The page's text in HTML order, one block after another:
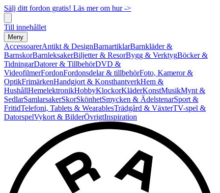
Sälj ditt fordon gratis! Läs mer om hur ->
Till innehållet
Meny
AccessoarerAntikt & DesignBarnartiklarBarnkläder &
BarnskorBarnleksakerBiljetter & ResorBygg & VerktygBöcker &
TidningarDatorer & TillbehörDVD &
VideofilmerFordonFordonsdelar & tillbehörFoto, Kameror &
OptikFrimärkenHandgjort & KonsthantverkHem &
HushållHemelektronikHobbyKlockorKläderKonstMusikMynt &
SedlarSamlarsakerSkorSkönhetSmycken & ÄdelstenarSport &
FritidTelefoni, Tablets & WearablesTrädgård & VäxterTV-spel &
DatorspelVykort & BilderÖvrigtInspiration